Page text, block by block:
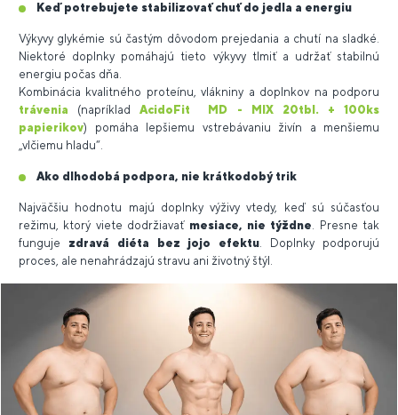
Keď potrebujete stabilizovať chuť do jedla a energiu
Výkyvy glykémie sú častým dôvodom prejedania a chutí na sladké.
Niektoré doplnky pomáhajú tieto výkyvy tlmiť a udržať stabilnú
energiu počas dňa.
Kombinácia kvalitného proteínu, vlákniny a doplnkov na podporu
trávenia (napríkladAcidoFit MD - MIX 20tbl. + 100ks
papierikov) pomáha lepšiemu vstrebávaniu živín a menšiemu
„vlčiemu hladu“.
Ako dlhodobá podpora, nie krátkodobý trik
Najväčšiu hodnotu majú doplnky výživy vtedy, keď sú súčasťou
režimu, ktorý viete dodržiavať mesiace, nie týždne. Presne tak
funguje zdravá diéta bez jojo efektu. Doplnky podporujú
proces, ale nenahrádzajú stravu ani životný štýl.